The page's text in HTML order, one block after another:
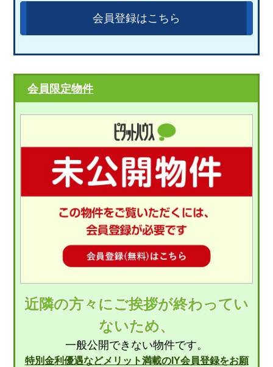
会員登録はこちら
会員限定物件
近隣の方々にご挨拶が終わってい
ないため、
一般公開できない物件です。
特別金利優遇などメリット満載のIY会員登録をお願